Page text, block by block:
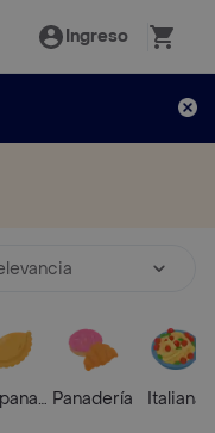
Ingreso
Panadería Italiana